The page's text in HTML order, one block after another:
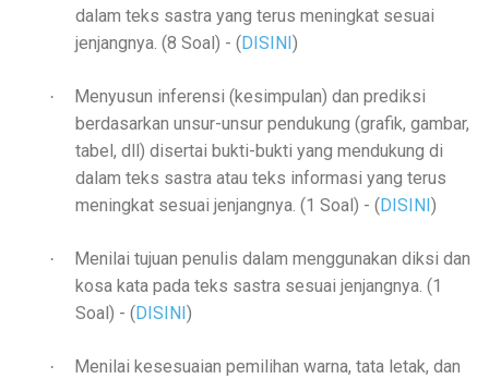
dalam teks sastra yang terus meningkat sesuai
jenjangnya. (8 Soal) - (DISINI)
·
Menyusun inferensi (kesimpulan) dan prediksi
berdasarkan unsur-unsur pendukung (grafik, gambar,
tabel, dll) disertai bukti-bukti yang mendukung di
dalam teks sastra atau teks informasi yang terus
meningkat sesuai jenjangnya. (1 Soal) - (DISINI)
·
Menilai tujuan penulis dalam menggunakan diksi dan
kosa kata pada teks sastra sesuai jenjangnya. (1
Soal) - (DISINI)
·
Menilai kesesuaian pemilihan warna, tata letak, dan